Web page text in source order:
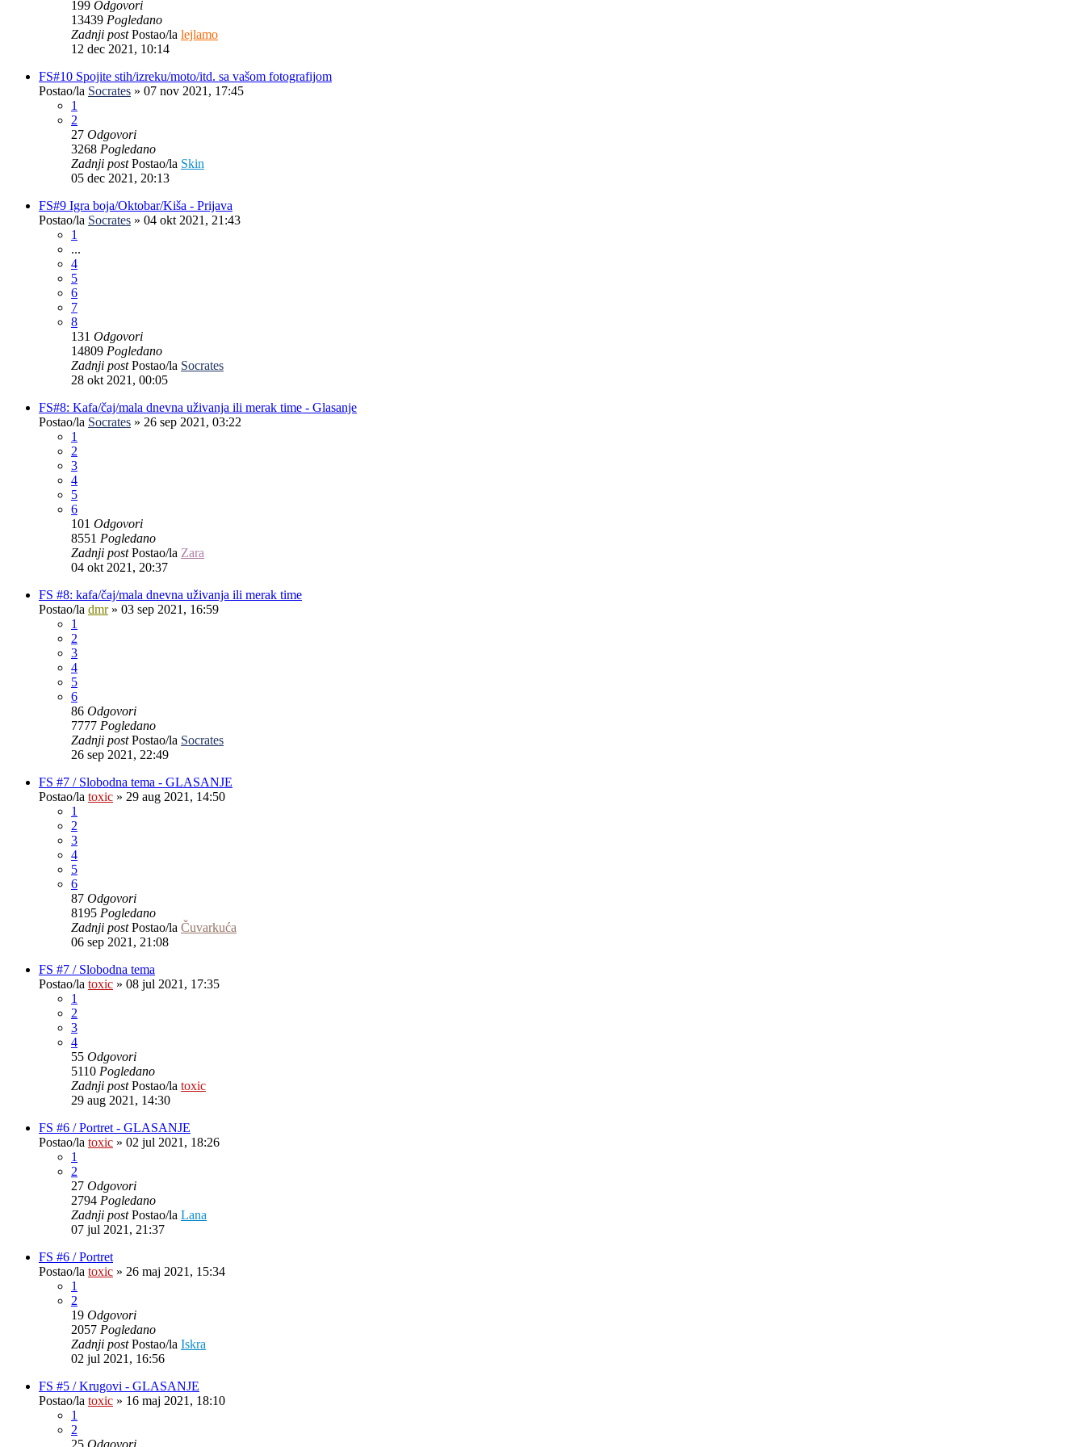
199 Odgovori
13439 Pogledano
Zadnji postPostao/la lejlamo
12 dec 2021, 10:14
FS#10 Spojite stih/izreku/moto/itd. sa vašom fotografijom
Postao/la Socrates » 07 nov 2021, 17:45
1
2
27 Odgovori
3268 Pogledano
Zadnji postPostao/la Skin
05 dec 2021, 20:13
FS#9 Igra boja/Oktobar/Kiša - Prijava
Postao/la Socrates » 04 okt 2021, 21:43
1
...
4
5
6
7
8
131 Odgovori
14809 Pogledano
Zadnji postPostao/la Socrates
28 okt 2021, 00:05
FS#8: Kafa/čaj/mala dnevna uživanja ili merak time - Glasanje
Postao/la Socrates » 26 sep 2021, 03:22
1
2
3
4
5
6
101 Odgovori
8551 Pogledano
Zadnji postPostao/la Zara
04 okt 2021, 20:37
FS #8: kafa/čaj/mala dnevna uživanja ili merak time
Postao/la dmr» 03 sep 2021, 16:59
1
2
3
4
5
6
86 Odgovori
7777 Pogledano
Zadnji postPostao/la Socrates
26 sep 2021, 22:49
FS #7 / Slobodna tema - GLASANJE
Postao/la toxic » 29 aug 2021, 14:50
1
2
3
4
5
6
87 Odgovori
8195 Pogledano
Zadnji postPostao/la Čuvarkuća
06 sep 2021, 21:08
FS #7 / Slobodna tema
Postao/la toxic » 08 jul 2021, 17:35
1
2
3
4
55 Odgovori
5110 Pogledano
Zadnji postPostao/la toxic
29 aug 2021, 14:30
FS #6 / Portret - GLASANJE
Postao/la toxic » 02 jul 2021, 18:26
1
2
27 Odgovori
2794 Pogledano
Zadnji postPostao/la Lana
07 jul 2021, 21:37
FS #6 / Portret
Postao/la toxic » 26 maj 2021, 15:34
1
2
19 Odgovori
2057 Pogledano
Zadnji postPostao/la Iskra
02 jul 2021, 16:56
FS #5 / Krugovi - GLASANJE
Postao/la toxic » 16 maj 2021, 18:10
1
2
25 Odgovori